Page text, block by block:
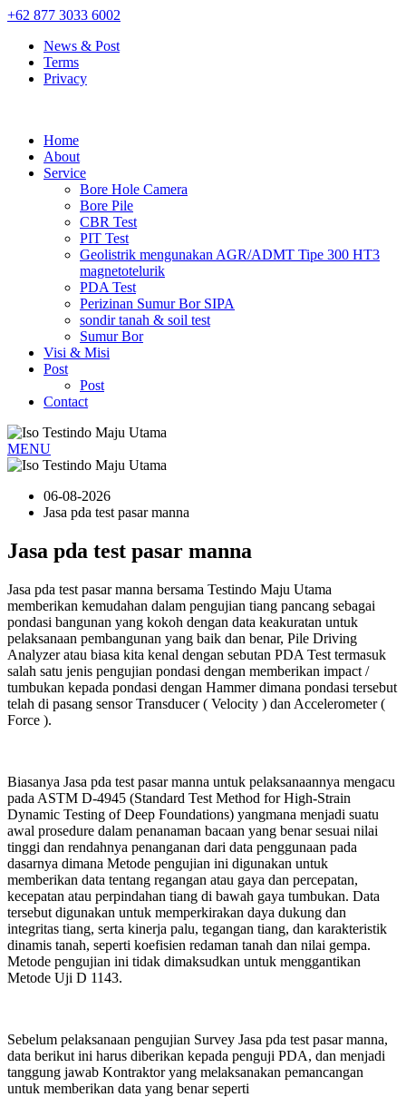
+62 877 3033 6002
News & Post
Terms
Privacy
Home
About
Service
Bore Hole Camera
Bore Pile
CBR Test
PIT Test
Geolistrik mengunakan AGR/ADMT Tipe 300 HT3
magnetotelurik
PDA Test
Perizinan Sumur Bor SIPA
sondir tanah & soil test
Sumur Bor
Visi & Misi
Post
Post
Contact
MENU
06-08-2026
Jasa pda test pasar manna
Jasa pda test pasar manna
Jasa pda test pasar manna bersama Testindo Maju Utama
memberikan kemudahan dalam pengujian tiang pancang sebagai
pondasi bangunan yang kokoh dengan data keakuratan untuk
pelaksanaan pembangunan yang baik dan benar, Pile Driving
Analyzer atau biasa kita kenal dengan sebutan PDA Test termasuk
salah satu jenis pengujian pondasi dengan memberikan impact /
tumbukan kepada pondasi dengan Hammer dimana pondasi tersebut
telah di pasang sensor Transducer ( Velocity ) dan Accelerometer (
Force ).
Biasanya Jasa pda test pasar manna untuk pelaksanaannya mengacu
pada ASTM D-4945 (Standard Test Method for High-Strain
Dynamic Testing of Deep Foundations) yangmana menjadi suatu
awal prosedure dalam penanaman bacaan yang benar sesuai nilai
tinggi dan rendahnya penanganan dari data penggunaan pada
dasarnya dimana Metode pengujian ini digunakan untuk
memberikan data tentang regangan atau gaya dan percepatan,
kecepatan atau perpindahan tiang di bawah gaya tumbukan. Data
tersebut digunakan untuk memperkirakan daya dukung dan
integritas tiang, serta kinerja palu, tegangan tiang, dan karakteristik
dinamis tanah, seperti koefisien redaman tanah dan nilai gempa.
Metode pengujian ini tidak dimaksudkan untuk menggantikan
Metode Uji D 1143.
Sebelum pelaksanaan pengujian Survey Jasa pda test pasar manna,
data berikut ini harus diberikan kepada penguji PDA, dan menjadi
tanggung jawab Kontraktor yang melaksanakan pemancangan
untuk memberikan data yang benar seperti